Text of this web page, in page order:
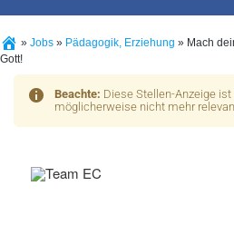
» Jobs » Pädagogik, Erziehung » Mach
Gott!
Beachte: Diese Stellen-Anzeige
möglicherweise nicht mehr